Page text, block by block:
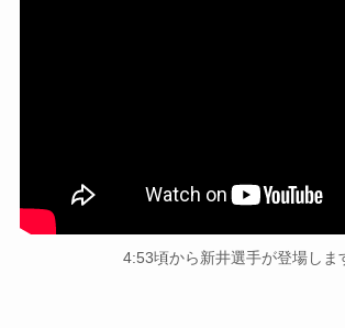
4:53頃から新井選手が登場しま